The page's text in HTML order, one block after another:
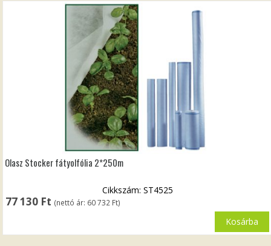
Olasz Stocker fátyolfólia 2*250m
77 130 Ft (nettó ár: 60 732 Ft)
Cikkszám: ST4525
Kosárba